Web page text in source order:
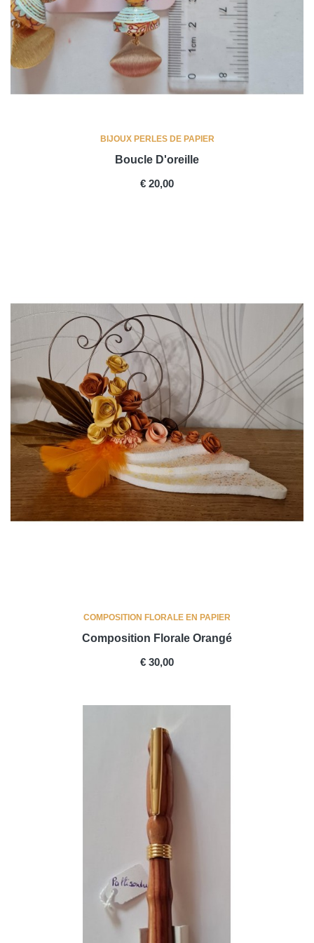
BIJOUX PERLES DE PAPIER
Boucle D'oreille
PRICE
€ 20,00
COMPOSITION FLORALE EN PAPIER
Composition Florale Orangé
PRICE
€ 30,00